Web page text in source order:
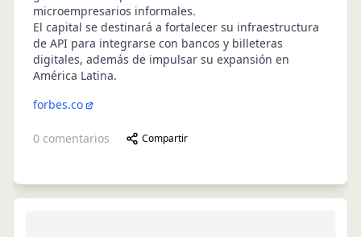
microempresarios informales.
El capital se destinará a fortalecer su infraestructura
de API para integrarse con bancos y billeteras
digitales, además de impulsar su expansión en
América Latina.
forbes.co
0 comentarios Compartir